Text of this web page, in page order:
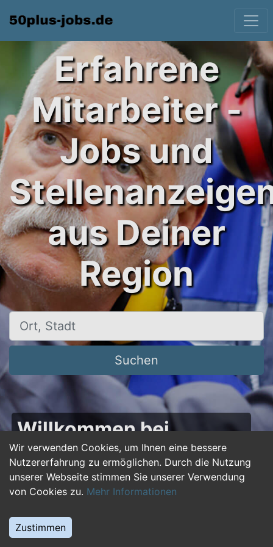
Wir verwenden Cookies, um Ihnen eine bessere
Nutzererfahrung zu ermöglichen. Durch die Nutzung
unserer Webseite stimmen Sie unserer Verwendung
von Cookies zu. Mehr Informationen
Zustimmen
Erfahrene
Mitarbeiter -
Jobs und
aus Deiner
Region
Ort, Stadt
Suchen
Willkommen bei
50plus-jobs.de – Dein
Portal für Jobs ab 50!
Du bist über 50 und suchst nach einer neuen
beruflichen Herausforderung oder einem
Jobwechsel? Auf